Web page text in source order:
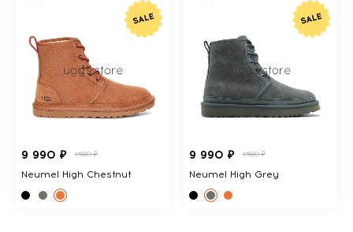
9 990 ₽ 17680 ₽
Neumel High Chestnut
9 990 ₽ 17680 ₽
Neumel High Grey